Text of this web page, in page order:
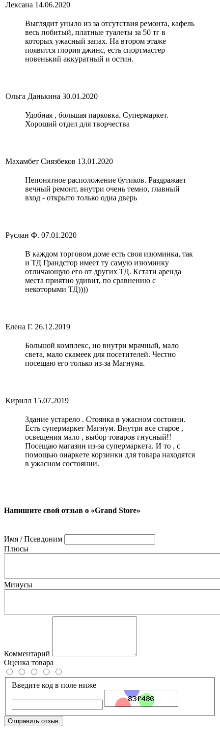
Лексана 14.06.2020
Выглядит уныло из за отсутствия ремонта, кафель
весь побитый, платные туалеты за 50 тг в
которых ужасный запах. На втором этаже
появится глория джинс, есть спортмастер
новенький аккуратный и остин.
Ольга Данькина 30.01.2020
Удобная , большая парковка. Супермаркет.
Хороший отдел для творчества
Махамбет Сиязбеков 13.01.2020
Непонятное расположение бутиков. Раздражает
вечный ремонт, внутри очень темно, главный
вход - открыто только одна дверь
Руслан Ф. 07.01.2020
В каждом торговом доме есть своя изюминка, так
и ТД Грандстор имеет ту самую изюминку
отличающую его от других ТД. Кстати аренда
места приятно удивит, по сравнению с
некоторыми ТД))))
Елена Г. 26.12.2019
Большой комплекс, но внутри мрачный, мало
света, мало скамеек для посетителей. Честно
посещаю его только из-за Магнума.
Кирилл 15.07.2019
Здание устарело . Стоянка в ужасном состояни.
Есть супермаркет Магнум. Внутри все старое ,
освещения мало , выбор товаров гнусный!!
Посещаю магазин из-за супермаркета. И то , с
помощью оиаркете корзинки для товара находятся
в ужасном состоянии.
Напишите свой отзыв о «Grand Store»
Имя / Псевдоним
Плюсы
Минусы
Комментарий
Оценка товара
Введите код в поле ниже
Отправить отзыв